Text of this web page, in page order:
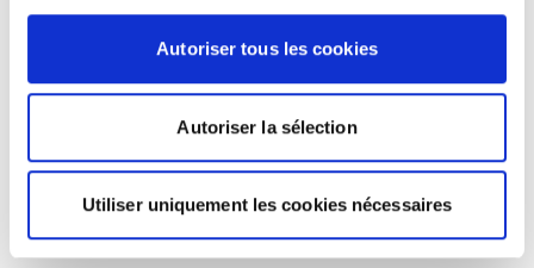
Autoriser tous les cookies
Autoriser la sélection
Utiliser uniquement les cookies nécessaires